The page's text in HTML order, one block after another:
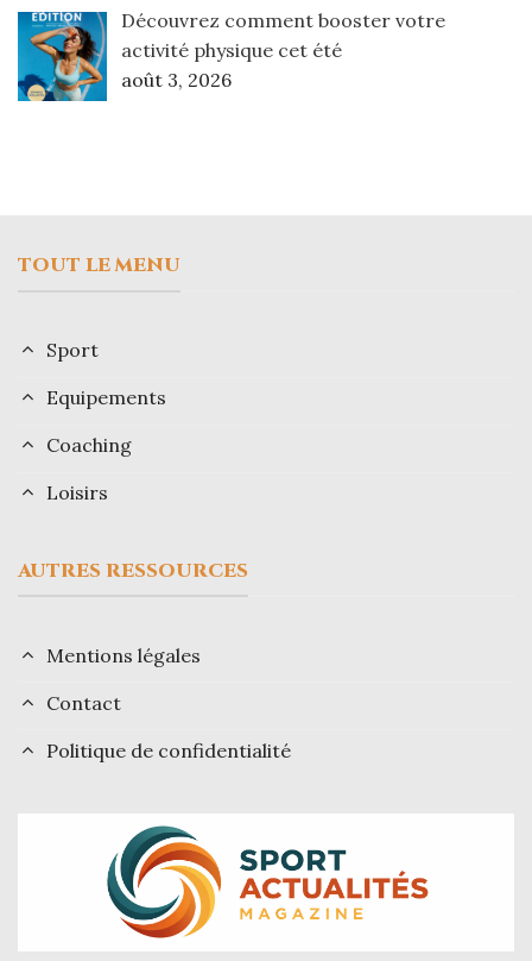
Découvrez comment booster votre
activité physique cet été
août 3, 2026
TOUT LE MENU
Sport
Equipements
Coaching
Loisirs
AUTRES RESSOURCES
Mentions légales
Contact
Politique de confidentialité